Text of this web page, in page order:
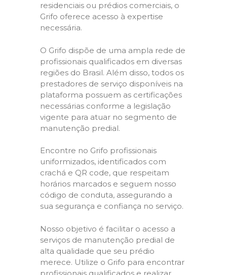
residenciais ou prédios comerciais, o
Grifo oferece acesso à expertise
necessária.
O Grifo dispõe de uma ampla rede de
profissionais qualificados em diversas
regiões do Brasil. Além disso, todos os
prestadores de serviço disponíveis na
plataforma possuem as certificações
necessárias conforme a legislação
vigente para atuar no segmento de
manutenção predial.
Encontre no Grifo profissionais
uniformizados, identificados com
crachá e QR code, que respeitam
horários marcados e seguem nosso
código de conduta, assegurando a
sua segurança e confiança no serviço.
Nosso objetivo é facilitar o acesso a
serviços de manutenção predial de
alta qualidade que seu prédio
merece. Utilize o Grifo para encontrar
profissionais qualificados e realizar